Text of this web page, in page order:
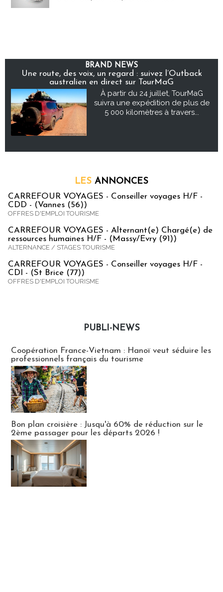
BRAND NEWS
Une route, des voix, un regard : suivez l’Outback
australien en direct sur TourMaG
À partir du 24 juillet, TourMaG
suivra une expédition de plus de
5 000 kilomètres à travers...
LES ANNONCES
CARREFOUR VOYAGES - Conseiller voyages H/F -
CDD - (Vannes (56))
OFFRES D'EMPLOI TOURISME
CARREFOUR VOYAGES - Alternant(e) Chargé(e) de
ressources humaines H/F - (Massy/Evry (91))
ALTERNANCE / STAGES TOURISME
CARREFOUR VOYAGES - Conseiller voyages H/F -
CDI - (St Brice (77))
OFFRES D'EMPLOI TOURISME
PUBLI-NEWS
Coopération France-Vietnam : Hanoï veut séduire les
professionnels français du tourisme
Bon plan croisière : Jusqu'à 60% de réduction sur le
2ème passager pour les départs 2026 !